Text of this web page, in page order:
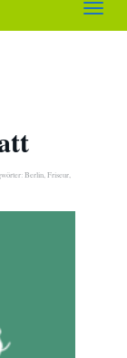
Berlin,Friseur,